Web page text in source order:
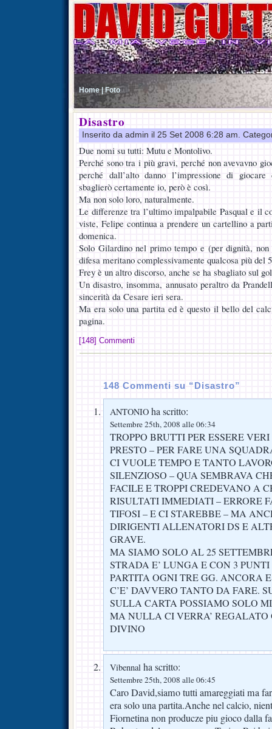
Home | Foto
Disastro
Inserito da admin il 25 Set 2008 6:28 am.
Due nomi su tutti: Mutu e Montolivo.
Perché sono tra i più gravi, perché non avevavno
perché dall’alto danno l’impressione di
sbaglierò certamente io, però è così.
Ma non solo loro, naturalmente.
Le differenze tra l’ultimo impalpabile Pasqual e il
viste, Felipe continua a prendere un cartellino a
domenica.
Solo Gilardino nel primo tempo e (per dignità,
difesa meritano complessivamente qualcosa più del
Frey è un altro discorso, anche se ha sbagliato sul
Un disastro, insomma, annusato peraltro da
sincerità da Cesare ieri sera.
Ma era solo una partita ed è questo il bello del
pagina.
[148] Commenti
148 Commenti su “Disastro”
ANTONIO ha scritto:
Settembre 25th, 2008 alle 06:34
TROPPO BRUTTI PER ESSERE
PRESTO – PER FARE UNA
CI VUOLE TEMPO E TANTO
SILENZIOSO – QUA SEMBRAVA
FACILE E TROPPI CREDEVANO A
RISULTATI IMMEDIATI – ERRORE
TIFOSI – E CI STAREBBE – MA
DIRIGENTI ALLENATORI DS E
GRAVE.
MA SIAMO SOLO AL 25
STRADA E’ LUNGA E CON 3
PARTITA OGNI TRE GG. ANCORA
C’E’ DAVVERO TANTO DA FARE.
SULLA CARTA POSSIAMO SOLO
MA NULLA CI VERRA’ REGALATO
DIVINO
Vibennal ha scritto:
Settembre 25th, 2008 alle 06:45
Caro David,siamo tutti amareggiati ma
era solo una partita.Anche nel calcio,
Fiornetina non producze piu gioco dalla